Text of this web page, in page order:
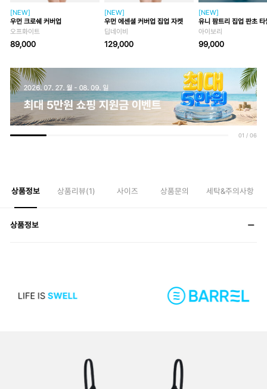
[NEW]
우먼 크로쉐 커버업
오프화이트
89,000
[NEW]
우먼 에센셜 커버업 집업 자켓
딥네이비
129,000
[NEW]
유니 팜트리 집업 판초 타
아이보리
99,000
01 / 06
상품정보 상품리뷰(1) 사이즈 상품문의 세탁&주의사항
상품정보